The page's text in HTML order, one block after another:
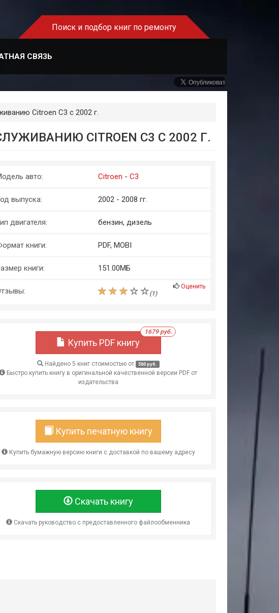
Поиск и подбор книг по ремонту
СВЯЗЬ
Citroen C3 с 2002 г.
CITROEN C3 С 2002 Г.
авто: Citroen -C3
выпуска: 2002 - 2008 гг.
двигателя: бензин, дизель
книги: PDF, MOBI
книги: 151.00МБ
(1)
Оценить
Купить PDF книгу
1679 руб.
Найдено 5 книг стоимостью от 560 руб.
Быстро купить книгу в оригинальной качественной версии PDF от
издательства
Купить печатную книгу
Купить бумажную версию книги с доставкой по вашему адресу
Скачать книгу
Скачать руководство с предоставленного файлообменника